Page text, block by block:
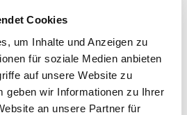
Cookies
um Inhalte und Anzeigen zu
für soziale Medien anbieten
auf unsere Website zu
geben wir Informationen zu Ihrer
an unsere Partner für